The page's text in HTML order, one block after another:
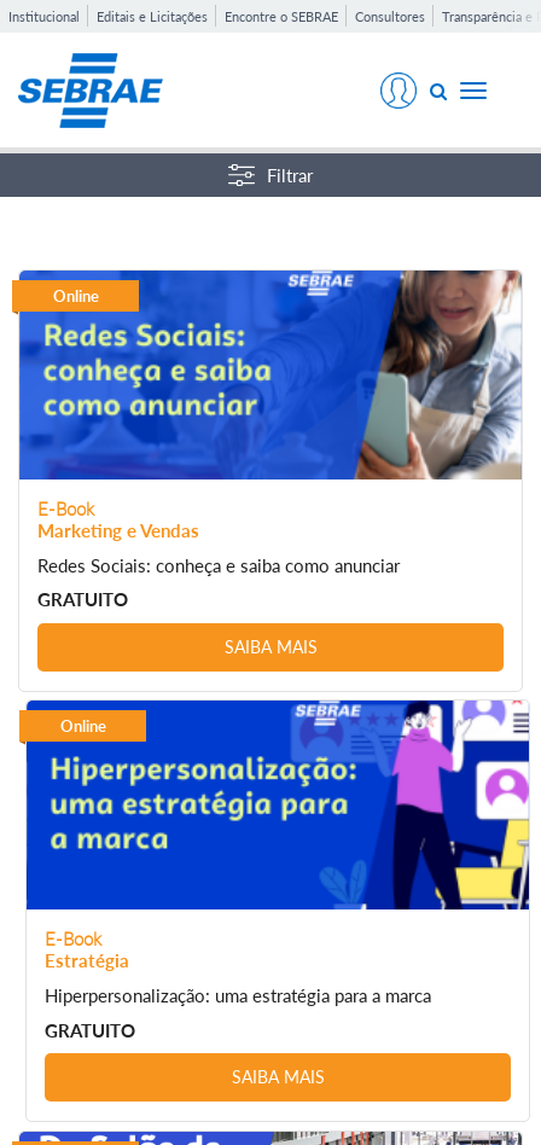
Institucional Editais e Licitações Encontre o SEBRAE Consultores Transparência e
Toggle
Filtrar
Online
E-Book
Marketing e Vendas
Redes Sociais: conheça e saiba como anunciar
GRATUITO
SAIBA MAIS
Online
E-Book
Estratégia
Hiperpersonalização: uma estratégia para a marca
GRATUITO
SAIBA MAIS